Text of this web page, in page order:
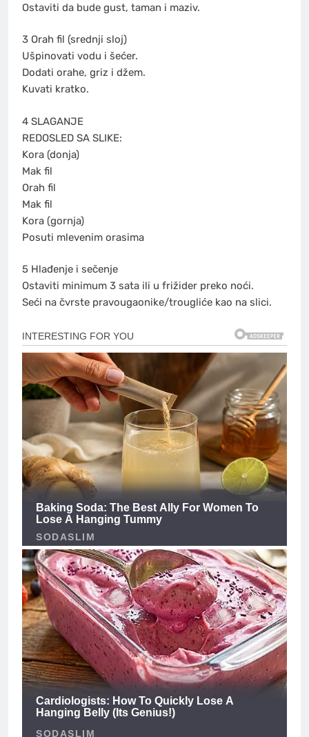
Ostaviti da bude gust, taman i maziv.
3️ Orah fil (srednji sloj)
Ušpinovati vodu i šećer.
Dodati orahe, griz i džem.
Kuvati kratko.
4️ SLAGANJE
REDOSLED SA SLIKE:
Kora (donja)
Mak fil
Orah fil
Mak fil
Kora (gornja)
Posuti mlevenim orasima
5️ Hlađenje i sečenje
Ostaviti minimum 3 sata ili u frižider preko noći.
Seći na čvrste pravougaonike/trougliće kao na slici.